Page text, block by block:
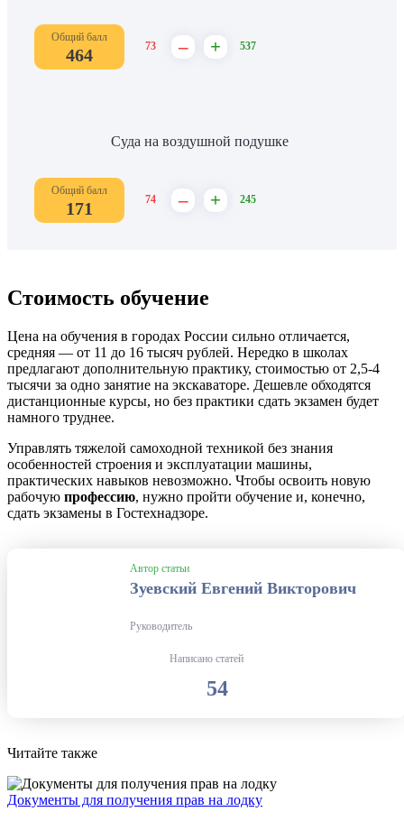
Общий балл
464 73 – + 537
Суда на воздушной подушке
Общий балл
171 74 – + 245
Стоимость обучение
Цена на обучения в городах России сильно отличается,
средняя — от 11 до 16 тысяч рублей. Нередко в школах
предлагают дополнительную практику, стоимостью от 2,5-4
тысячи за одно занятие на экскаваторе. Дешевле обходятся
дистанционные курсы, но без практики сдать экзамен будет
намного труднее.
Управлять тяжелой самоходной техникой без знания
особенностей строения и эксплуатации машины,
практических навыков невозможно. Чтобы освоить новую
рабочую профессию, нужно пройти обучение и, конечно,
сдать экзамены в Гостехнадзоре.
Автор статьи
Зуевский Евгений Викторович
Руководитель
Написано статей
54
Читайте также
Документы для получения прав на лодку